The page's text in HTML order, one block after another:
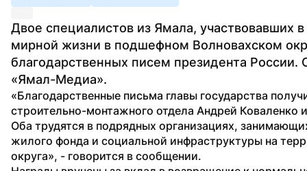
Двое специалистов из Ямала, участвовавших
мирной жизни в подшефном Волновахском
благодарственных писем президента
«Ямал-Медиа».
«Благодарственные письма главы государства
строительно-монтажного отдела Андрей Коваленко
Оба трудятся в подрядных организациях,
жилого фонда и социальной инфраструктуры на
округа», - говорится в сообщении.